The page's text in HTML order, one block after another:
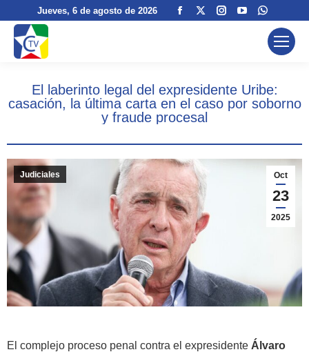
Jueves, 6 de agosto de 2026
Facebook
windowwindow
Instagram
window
YouTube
opens
window
page
opens
window
El laberinto legal del expresidente Uribe:
casación, la última carta en el caso por soborno
y fraude procesal
Oct
23
2025
Judiciales
El complejo proceso penal contra el expresidente Álvaro